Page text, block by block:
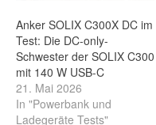
Anker SOLIX C300X DC im
Test: Die DC-only-
Schwester der SOLIX C300
mit 140 W USB-C
21. Mai 2026
In "Powerbank und
Ladegeräte Tests"